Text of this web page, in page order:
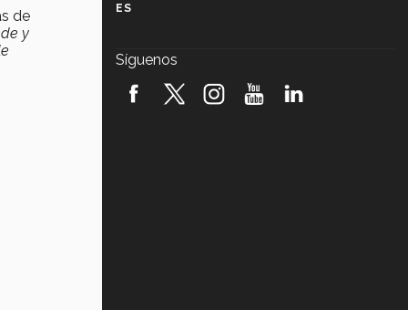
de
y
robótica FIRST 2026! (video)
ES
Síguenos